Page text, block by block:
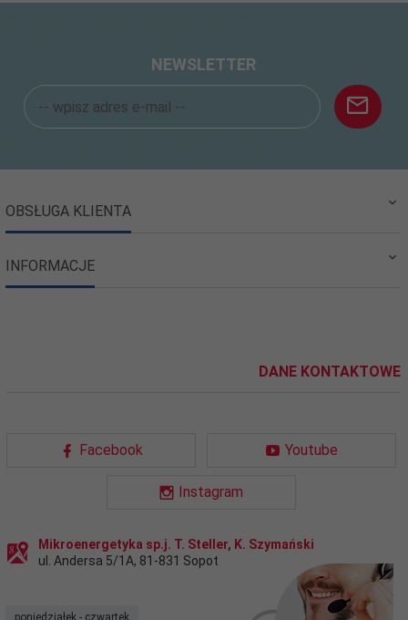
NEWSLETTER
OBSŁUGA KLIENTA
INFORMACJE
DANE KONTAKTOWE
Facebook Youtube
Instagram
Mikroenergetyka sp.j. T. Steller, K. Szymański
ul. Andersa 5/1A, 81-831 Sopot
poniedziałek - czwartek